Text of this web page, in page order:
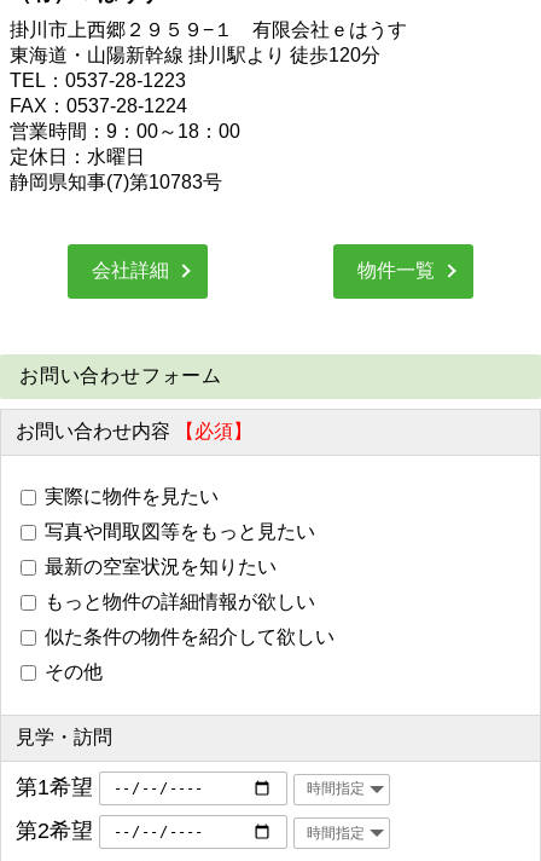
掛川市上西郷２９５９−１ 有限会社ｅはうす
東海道・山陽新幹線 掛川駅より 徒歩120分
TEL：0537-28-1223
FAX：0537-28-1224
営業時間：9：00～18：00
定休日：水曜日
静岡県知事(7)第10783号
会社詳細 物件一覧
お問い合わせフォーム
お問い合わせ内容 【必須】
実際に物件を見たい
写真や間取図等をもっと見たい
最新の空室状況を知りたい
もっと物件の詳細情報が欲しい
似た条件の物件を紹介して欲しい
その他
見学・訪問
第1希望
第2希望